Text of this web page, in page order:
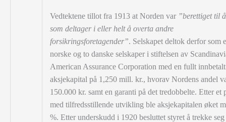
Vedtektene tillot fra 1913 at Norden var ”berettiget til
som deltager i eller helt å overta andre
forsikringsforetagender”. Selskapet deltok derfor som
norske og to danske selskaper i stiftelsen av
American Assurance Corporation med en fullt innbetalt
aksjekapital på 1,250 mill. kr., hvorav Nordens andel
150.000 kr. samt en garanti på det tredobbelte. Etter et
med tilfredsstillende utvikling ble aksjekapitalen øket
%. Etter underskudd i 1920 besluttet styret å trekke